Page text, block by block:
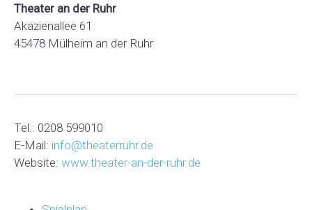
Theater an der Ruhr
Akazienallee 61
45478 Mülheim an der Ruhr
Tel.: 0208 599010
E-Mail: info@theaterruhr.de
Website: www.theater-an-der-ruhr.de